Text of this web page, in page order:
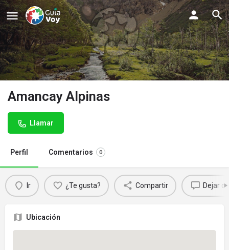
Amancay Alpinas
Llamar
Perfil Comentarios 0
Ir ¿Te gusta? Compartir Dejar
Ubicación